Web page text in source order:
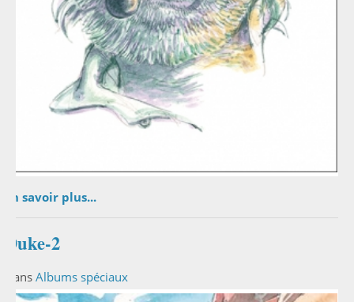
En savoir plus...
Duke-2
Dans Albums spéciaux